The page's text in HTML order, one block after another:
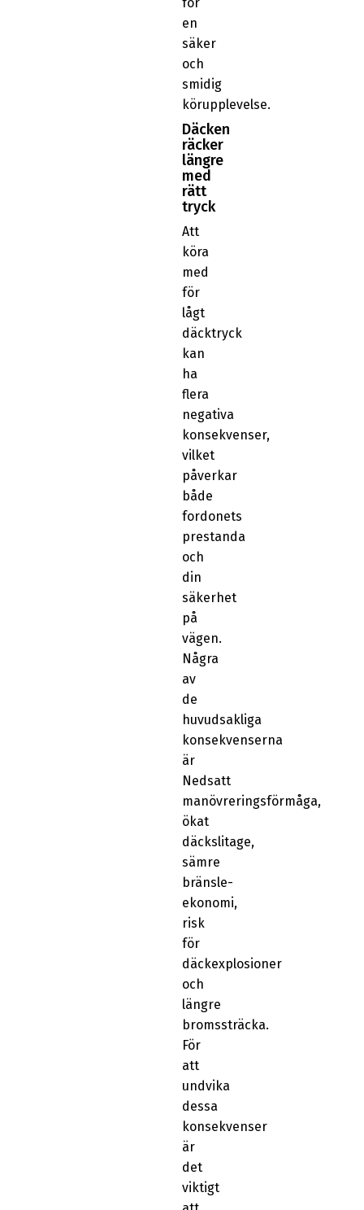
en
säker
och
smidig
körupplevelse.
Däcken
räcker
längre
med
rätt
tryck
Att
köra
med
för
lågt
däcktryck
kan
ha
flera
negativa
konsekvenser,
vilket
påverkar
både
fordonets
prestanda
och
din
säkerhet
på
vägen.
Några
av
de
huvudsakliga
konsekvenserna
är
Nedsatt
manövreringsförmåga,
ökat
däckslitage,
sämre
bränsle-
ekonomi,
risk
för
däckexplosioner
och
längre
bromssträcka.
För
att
undvika
dessa
konsekvenser
är
det
viktigt